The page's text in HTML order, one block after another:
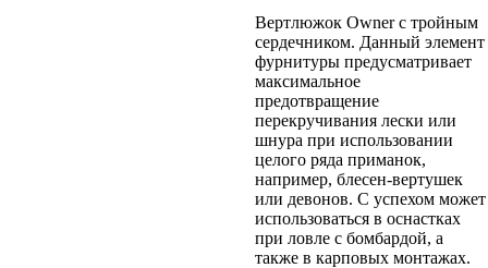
Вертлюжок Owner с тройным
сердечником. Данный элемент
фурнитуры предусматривает
максимальное
предотвращение
перекручивания лески или
шнура при использовании
целого ряда приманок,
например, блесен-вертушек
или девонов. С успехом может
использоваться в оснастках
при ловле с бомбардой, а
также в карповых монтажах.